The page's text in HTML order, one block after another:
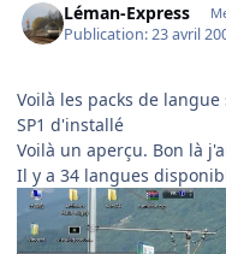
Léman-Express
Publication:23 avril
Voilà les packs de
SP1 d'installé
Voilà un aperçu. Bon là
Il y a 34 langues